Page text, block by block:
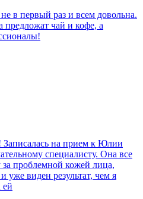
в первый раз и всем довольна.
предложат чай и кофе, а
Записалась на прием к Юлии
специалисту. Она все
проблемной кожей лица,
уже виден результат, чем я
ей